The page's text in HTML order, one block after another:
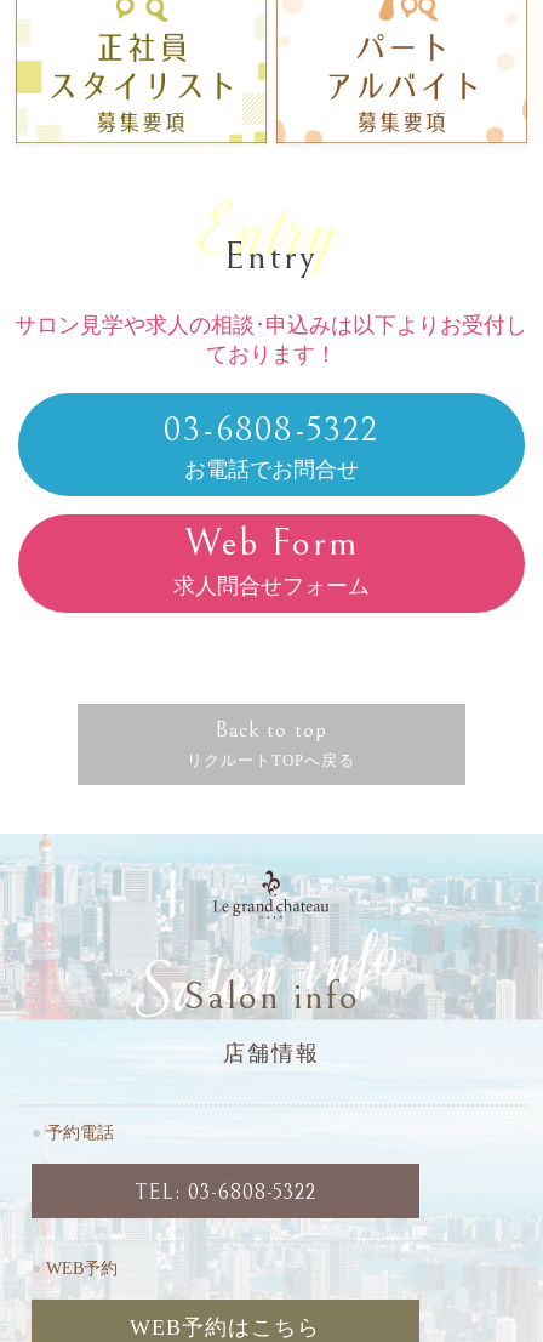
Entry
Entry
サロン見学や求人の相談･申込みは以下よりお受付し
ております！
03-6808-5322
お電話でお問合せ
Web Form
求人問合せフォーム
Back to top
リクルートTOPへ戻る
Salon info
Salon info
店舗情報
● 予約電話
TEL: 03-6808-5322
● WEB予約
WEB予約はこちら